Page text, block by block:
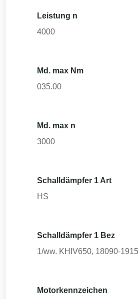
Leistung n
4000
Md. max Nm
035.00
Md. max n
3000
Schalldämpfer 1 Art
HS
Schalldämpfer 1 Bez
1/ww. KHIV650, 18090-1915
Motorkennzeichen